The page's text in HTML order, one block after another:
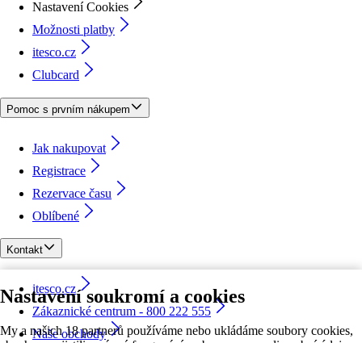
Nastavení soukromí a cookies
My a našich 18 partnerů používáme nebo ukládáme soubory cookies,
Nastavení Cookies
Možnosti platby
itesco.cz
Clubcard
Pomoc s prvním nákupem
Jak nakupovat
Registrace
Rezervace času
Oblíbené
Kontakt
itesco.cz
Zákaznické centrum - 800 222 555
Naše obchody